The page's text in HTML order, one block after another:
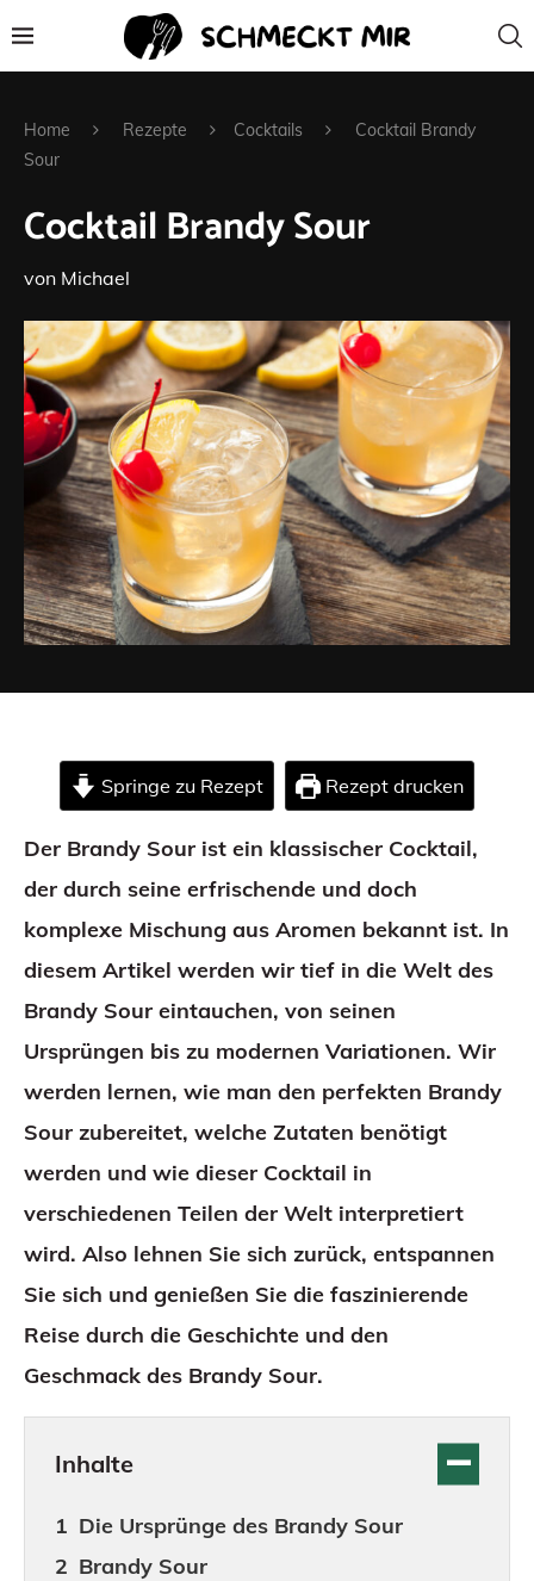
Home Rezepte Cocktails
Cocktail Brandy
Sour
Cocktail Brandy Sour
von Michael
Springe zu Rezept Rezept drucken
Der Brandy Sour ist ein klassischer Cocktail,
der durch seine erfrischende und doch
komplexe Mischung aus Aromen bekannt ist. In
diesem Artikel werden wir tief in die Welt des
Brandy Sour eintauchen, von seinen
Ursprüngen bis zu modernen Variationen. Wir
werden lernen, wie man den perfekten Brandy
Sour zubereitet, welche Zutaten benötigt
werden und wie dieser Cocktail in
verschiedenen Teilen der Welt interpretiert
wird. Also lehnen Sie sich zurück, entspannen
Sie sich und genießen Sie die faszinierende
Reise durch die Geschichte und den
Geschmack des Brandy Sour.
Inhalte
Die Ursprünge des Brandy Sour
Brandy Sour